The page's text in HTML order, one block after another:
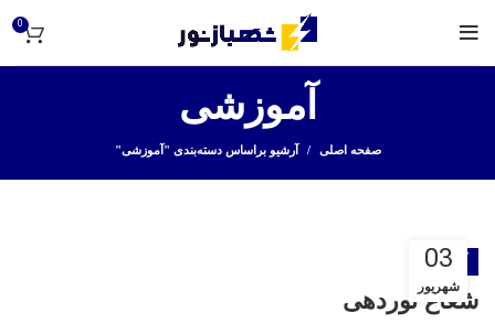
0
آموزشی
صفحه اصلی آرشیو براساس دسته‌بندی "آموزشی"
03
شهریور
آموزشی
شعاع نوردهی